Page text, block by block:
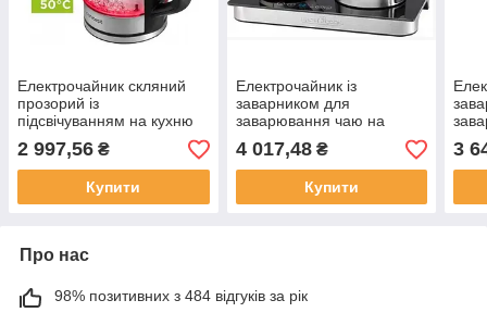
Електрочайник скляний
прозорий із
підсвічуванням на кухню
1,7 л Concept Скляні
електричні чайники
2 997,56 ₴
Купити
Електрочайник із
заварником для
заварювання чаю на
кухню 1,8 л Profi Cook PC-
TKS 1056 Скляний чайник
заварник
4 017,48₴
Купити
PC-
3
Про нас
98% позитивних з 484 відгуків за рік